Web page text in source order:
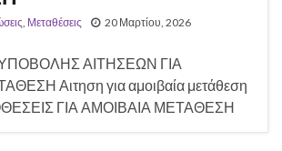
Μεταθέσεις 20 Μαρτίου, 2026
ΑΙΤΗΣΕΩΝ ΓΙΑ
Αιτηση για αμοιβαία μετάθεση
ΓΙΑ ΑΜΟΙΒΑΙΑ ΜΕΤΑΘΕΣΗ